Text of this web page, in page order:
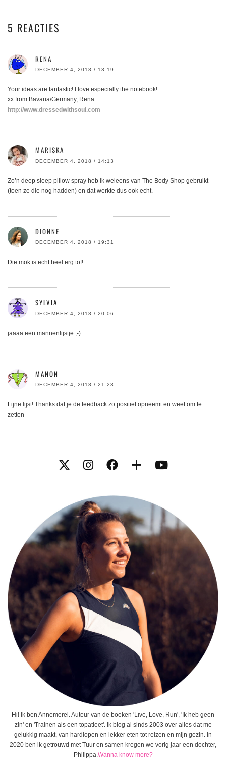
5 REACTIES
RENA
DECEMBER 4, 2018 / 13:19
Your ideas are fantastic! I love especially the notebook!
xx from Bavaria/Germany, Rena
http://www.dressedwithsoul.com
MARISKA
DECEMBER 4, 2018 / 14:13
Zo’n deep sleep pillow spray heb ik weleens van The Body Shop gebruikt
(toen ze die nog hadden) en dat werkte dus ook echt.
DIONNE
DECEMBER 4, 2018 / 19:31
Die mok is echt heel erg tof!
SYLVIA
DECEMBER 4, 2018 / 20:06
jaaaa een mannenlijstje ;-)
MANON
DECEMBER 4, 2018 / 21:23
Fijne lijst! Thanks dat je de feedback zo positief opneemt en weet om te
zetten
Hi! Ik ben Annemerel. Auteur van de boeken 'Live, Love, Run', 'Ik heb geen
zin' en 'Trainen als een topatleet'. Ik blog al sinds 2003 over alles dat me
gelukkig maakt, van hardlopen en lekker eten tot reizen en mijn gezin. In
2020 ben ik getrouwd met Tuur en samen kregen we vorig jaar een dochter,
Philippa.Wanna know more?